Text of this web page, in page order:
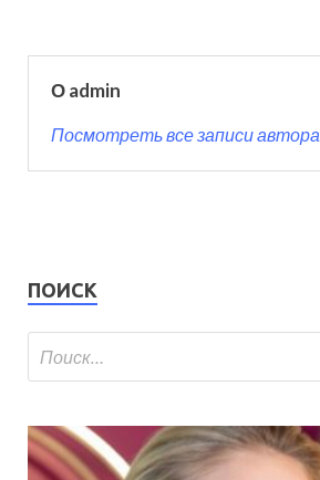
О admin
Посмотреть все записи
ПОИСК